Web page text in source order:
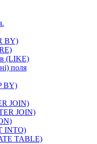
BY)
(LIKE)
поля
BY)
JOIN)
JOIN)
INTO)
TABLE)